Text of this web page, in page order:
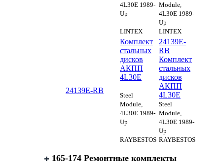
4L30E 1989-
Up
LINTEX
Module,
4L30E 1989-
Up
LINTEX
24139E-RB
Комплект
стальных
дисков
АКПП
4L30E
Steel
Module,
4L30E 1989-
Up
RAYBESTOS
24139E-
RB
Комплект
стальных
дисков
АКПП
4L30E
Steel
Module,
4L30E 1989-
Up
RAYBESTOS
165-174 Ремонтные комплекты